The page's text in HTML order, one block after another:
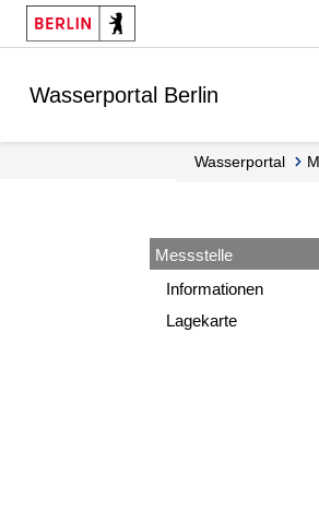
Springe zur Navigation
Springe zum Inhalt
Wasserportal Berlin
Wasserportal
Messstelle
Informationen
Lagekarte